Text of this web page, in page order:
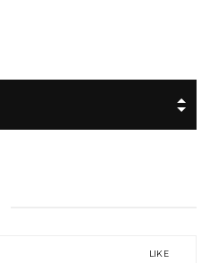
LIKE